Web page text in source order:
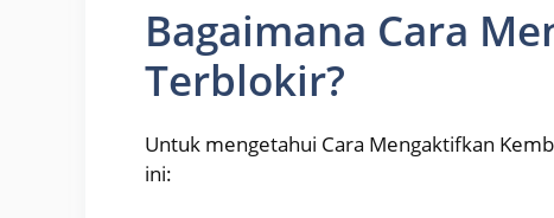
Bagaimana Cara
Terblokir?
Untuk mengetahui Cara Mengaktifkan
ini: